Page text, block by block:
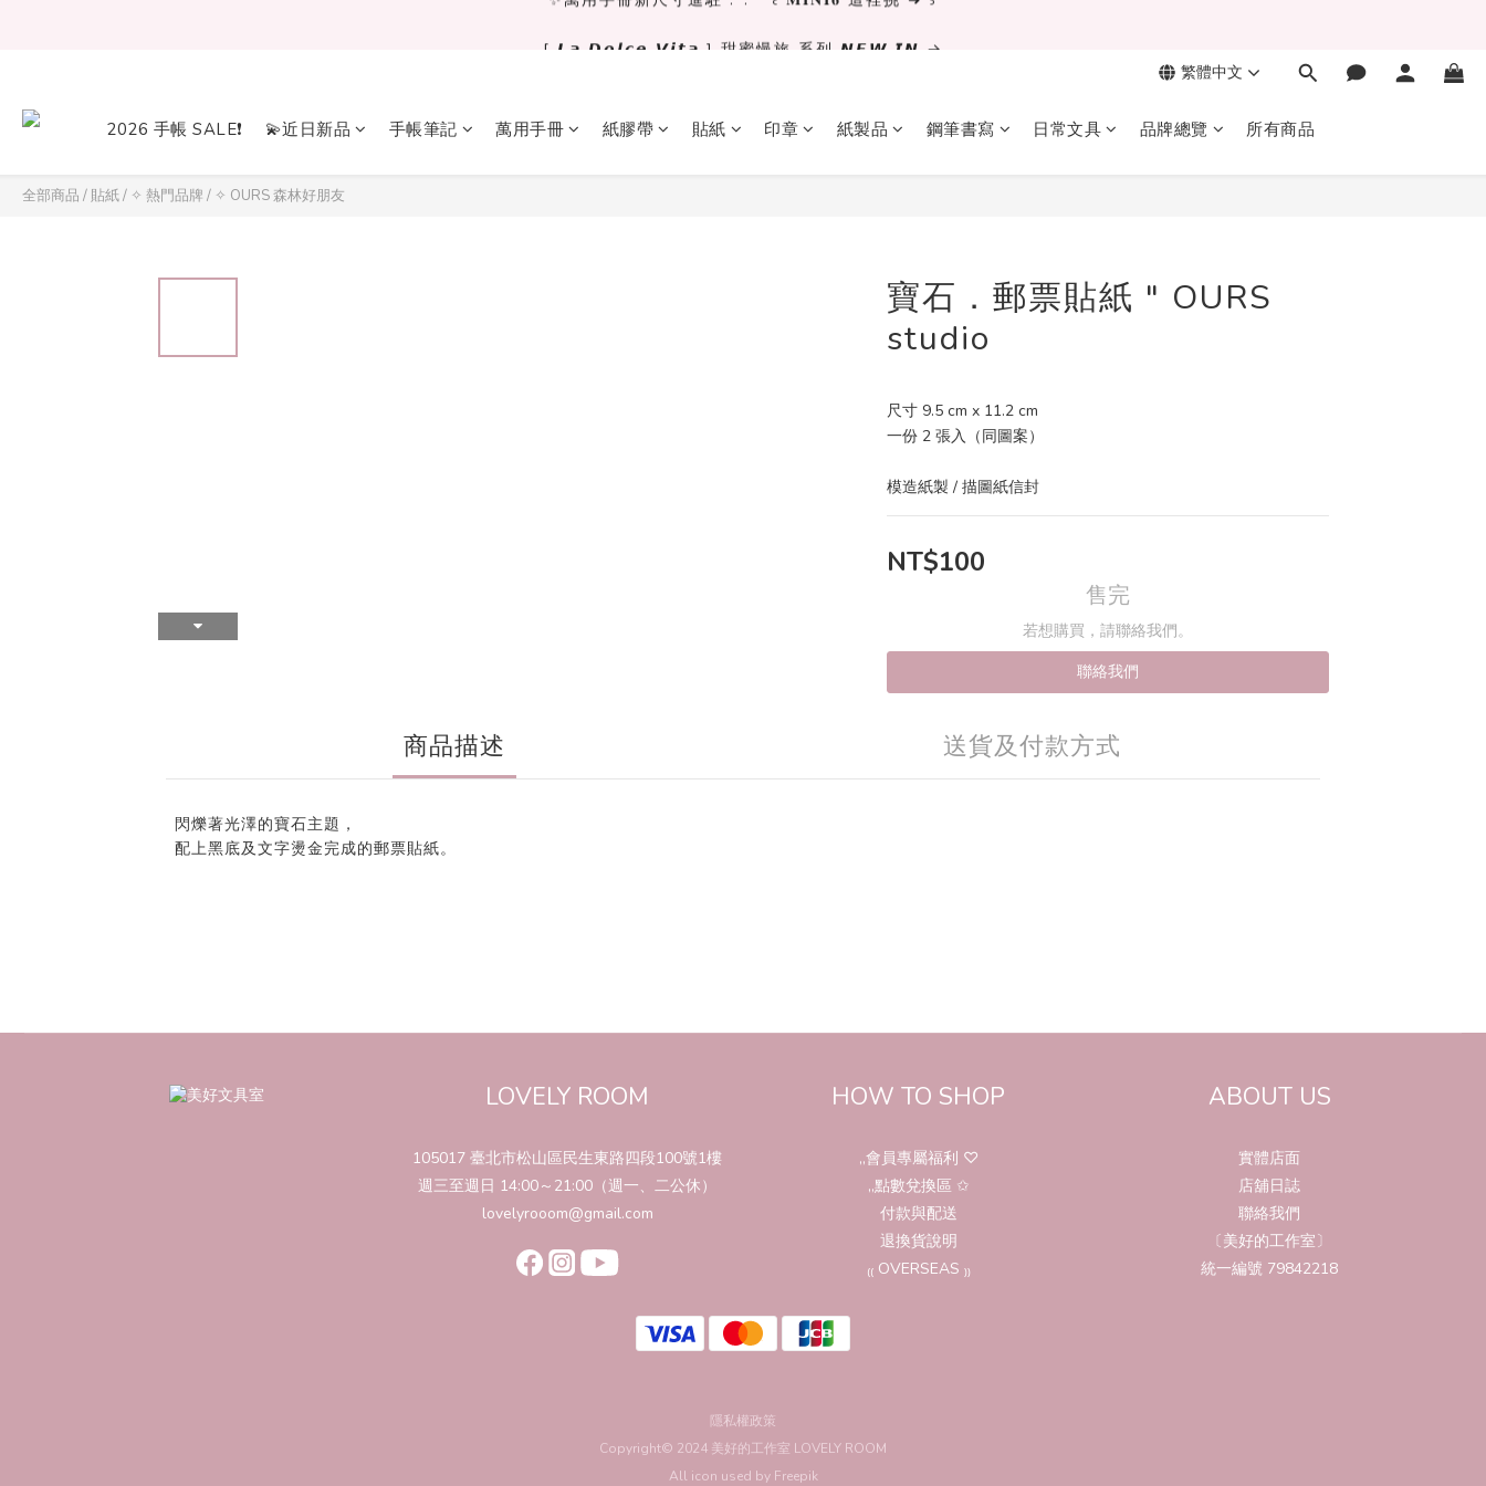
[ 𝙇𝙖 𝘿𝙤𝙡𝙘𝙚 𝙑𝙞𝙩𝙖 ] 甜蜜慢旅 系列 𝙉𝙀𝙒 𝙄𝙉 →
✨萬用手冊新尺寸進駐 .ᐟ.ᐟ  ꒰ 𝐌𝐈𝐍𝐈𝟔 這裡挑 ➜ ꒱
繁體中文
2026 手帳 SALE❗ 💫近日新品 手帳筆記 萬用手冊 紙膠帶 貼紙 印章 紙製品 鋼筆書寫 日常文具 品牌總覽 所有商品
全部商品 / 貼紙/ ✧ 熱門品牌 / ✧ OURS 森林好朋友
寶石．郵票貼紙 " OURS
studio
尺寸 9.5 cm x 11.2 cm
一份 2 張入（同圖案）
模造紙製 / 描圖紙信封
NT$100
售完
若想購買，請聯絡我們。
聯絡我們
商品描述 送貨及付款方式
閃爍著光澤的寶石主題，
配上黑底及文字燙金完成的郵票貼紙。
LOVELY ROOM
105017 臺北市松山區民生東路四段100號1樓
週三至週日 14:00～21:00（週一、二公休）
lovelyrooom@gmail.com
HOW TO SHOP
,,會員專屬福利 ♡
,,點數兌換區 ✩
付款與配送
退換貨說明
₍₍ OVERSEAS ₎₎
ABOUT US
實體店面
店舖日誌
聯絡我們
〔美好的工作室〕
統一編號 79842218
隱私權政策
Copyright© 2024 美好的工作室 LOVELY ROOM
All icon used by Freepik